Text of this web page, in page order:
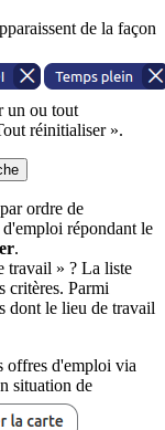
de la façon
un ou tout
réinitialiser ».
ordre de
répondant le
.
travail » ? La liste
critères. Parmi
dont le lieu de travail
offres d'emploi via
situation de